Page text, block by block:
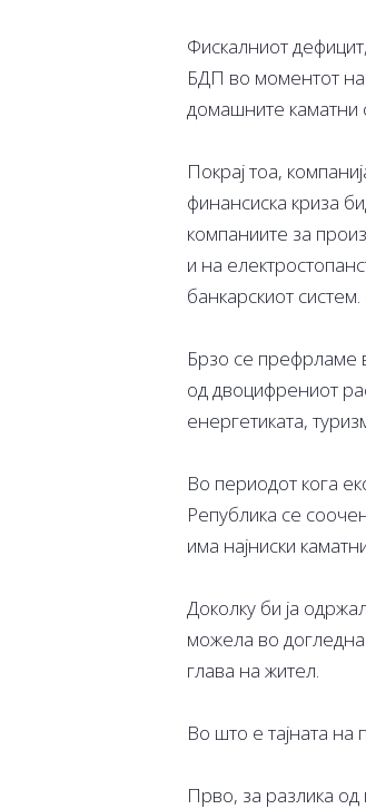
Фискалниот
БДП во моментот на
домашните каматни
Покрај тоа,
финансиска криза
компаниите за
и на
банкарскиот
Брзо се префрламе
од двоцифрениот
енергетиката,
Во периодот кога
Република се
има најниски
Доколку би ја
можела во догледна
глава на жител.
Во што е тајната на
Прво, за разлика од